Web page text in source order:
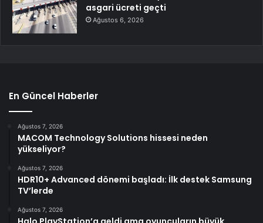
asgari ücreti geçti
Ağustos 6, 2026
En Güncel Haberler
Ağustos 7, 2026
MACOM Technology Solutions hissesi neden
yükseliyor?
Ağustos 7, 2026
HDR10+ Advanced dönemi başladı: İlk destek Samsung
TV’lerde
Ağustos 7, 2026